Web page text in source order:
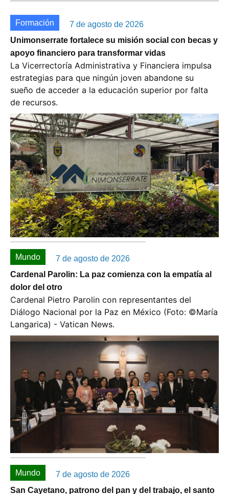
Formación
7 de agosto de 2026
Unimonserrate fortalece su misión social con becas y
apoyo financiero para transformar vidas
La Vicerrectoría Administrativa y Financiera impulsa
estrategias para que ningún joven abandone su
sueño de acceder a la educación superior por falta
de recursos.
Mundo
7 de agosto de 2026
Cardenal Parolin: La paz comienza con la empatía al
dolor del otro
Cardenal Pietro Parolin con representantes del
Diálogo Nacional por la Paz en México (Foto: ©️María
Langarica) - Vatican News.
Mundo
7 de agosto de 2026
San Cayetano, patrono del pan y del trabajo, el santo